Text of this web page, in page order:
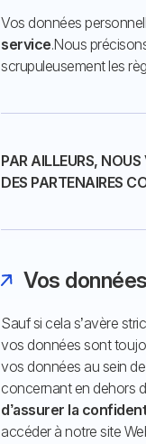
Vos données
service.Nous
scrupuleusement les
PAR AILLEURS,
DES PARTENAIRES
Vos
Sauf si cela s’avère
vos données sont
vos données au sein
concernant en dehors
d’assurer la
accéder à notre site